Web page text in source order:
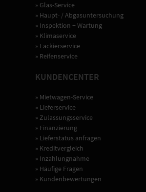
» Glas-Service
» Haupt- / Abgasuntersuchung
» Inspektion + Wartung
» Klimaservice
» Lackierservice
» Reifenservice
KUNDENCENTER
» Mietwagen-Service
» Lieferservice
» Zulassungsservice
» Finanzierung
» Lieferstatus anfragen
» Kreditvergleich
» Inzahlungnahme
» Häufige Fragen
» Kundenbewertungen